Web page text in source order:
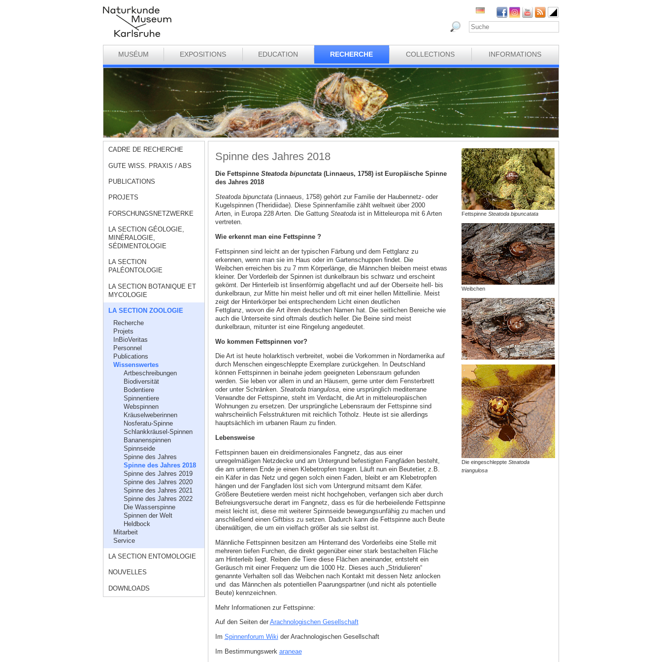
MUSÉUM EXPOSITIONS EDUCATION RECHERCHE COLLECTIONS INFORMATIONS
CADRE DE RECHERCHE
GUTE WISS. PRAXIS / ABS
PUBLICATIONS
PROJETS
FORSCHUNGSNETZWERKE
LA SECTION GÉOLOGIE,
MINÉRALOGIE,
SÉDIMENTOLOGIE
LA SECTION
PALÉONTOLOGIE
LA SECTION BOTANIQUE ET
MYCOLOGIE
LA SECTION ZOOLOGIE
Recherche
Projets
InBioVeritas
Personnel
Publications
Wissenswertes
Artbeschreibungen
Biodiversität
Bodentiere
Spinnentiere
Webspinnen
Kräuselweberinnen
Nosferatu-Spinne
Schlankkräusel-Spinnen
Bananenspinnen
Spinnseide
Spinne des Jahres
Spinne des Jahres 2018
Spinne des Jahres 2019
Spinne des Jahres 2020
Spinne des Jahres 2021
Spinne des Jahres 2022
Die Wasserspinne
Spinnen der Welt
Heldbock
Mitarbeit
Service
LA SECTION ENTOMOLOGIE
NOUVELLES
DOWNLOADS
Spinne des Jahres 2018
Die Fettspinne Steatoda bipunctata(Linnaeus, 1758) ist Europäische Spinne
des Jahres 2018
Steatoda bipunctata(Linnaeus, 1758) gehört zur Familie der Haubennetz- oder
Kugelspinnen (Theridiidae). Diese Spinnenfamilie zählt weltweit über 2000
Arten, in Europa 228 Arten. Die Gattung Steatodaist in Mitteleuropa mit 6 Arten
vertreten.
Wie erkennt man eine Fettspinne ?
Fettspinnen sind leicht an der typischen Färbung und dem Fettglanz zu
erkennen, wenn man sie im Haus oder im Gartenschuppen findet. Die
Weibchen erreichen bis zu 7 mm Körperlänge, die Männchen bleiben meist etwas
kleiner. Der Vorderleib der Spinnen ist dunkelbraun bis schwarz und erscheint
gekörnt. Der Hinterleib ist linsenförmig abgeflacht und auf der Oberseite hell- bis
dunkelbraun, zur Mitte hin meist heller und oft mit einer hellen Mittellinie. Meist
zeigt der Hinterkörper bei entsprechendem Licht einen deutlichen
Fettglanz, wovon die Art ihren deutschen Namen hat. Die seitlichen Bereiche wie
auch die Unterseite sind oftmals deutlich heller. Die Beine sind meist
dunkelbraun, mitunter ist eine Ringelung angedeutet.
Wo kommen Fettspinnen vor?
Die Art ist heute holarktisch verbreitet, wobei die Vorkommen in Nordamerika auf
durch Menschen eingeschleppte Exemplare zurückgehen. In Deutschland
können Fettspinnen in beinahe jedem geeigneten Lebensraum gefunden
werden. Sie leben vor allem in und an Häusern, gerne unter dem Fensterbrett
oder unter Schränken. Steatoda triangulosa, eine ursprünglich mediterrane
Verwandte der Fettspinne, steht im Verdacht, die Art in mitteleuropäischen
Wohnungen zu ersetzen. Der ursprüngliche Lebensraum der Fettspinne sind
wahrscheinlich Felsstrukturen mit reichlich Totholz. Heute ist sie allerdings
hauptsächlich im urbanen Raum zu finden.
Lebensweise
Fettspinnen bauen ein dreidimensionales Fangnetz, das aus einer
unregelmäßigen Netzdecke und am Untergrund befestigten Fangfäden besteht,
die am unteren Ende je einen Klebetropfen tragen. Läuft nun ein Beutetier, z.B.
ein Käfer in das Netz und gegen solch einen Faden, bleibt er am Klebetropfen
hängen und der Fangfaden löst sich vom Untergrund mitsamt dem Käfer.
Größere Beutetiere werden meist nicht hochgehoben, verfangen sich aber durch
Befreiungsversuche derart im Fangnetz, dass es für die herbeieilende Fettspinne
meist leicht ist, diese mit weiterer Spinnseide bewegungsunfähig zu machen und
anschließend einen Giftbiss zu setzen. Dadurch kann die Fettspinne auch Beute
überwältigen, die um ein vielfach größer als sie selbst ist.
Männliche Fettspinnen besitzen am Hinterrand des Vorderleibs eine Stelle mit
mehreren tiefen Furchen, die direkt gegenüber einer stark bestachelten Fläche
am Hinterleib liegt. Reiben die Tiere diese Flächen aneinander, entsteht ein
Geräusch mit einer Frequenz um die 1000 Hz. Dieses auch „Stridulieren“
genannte Verhalten soll das Weibchen nach Kontakt mit dessen Netz anlocken
und das Männchen als potentiellen Paarungspartner (und nicht als potentielle
Beute) kennzeichnen.
Mehr Informationen zur Fettspinne:
Auf den Seiten der Arachnologischen Gesellschaft
Im Spinnenforum Wiki der Arachnologischen Gesellschaft
Im Bestimmungswerk araneae
Fettspinne Steatoda bipuncatata
Weibchen
Die eingeschleppte Steatoda
triangulosa